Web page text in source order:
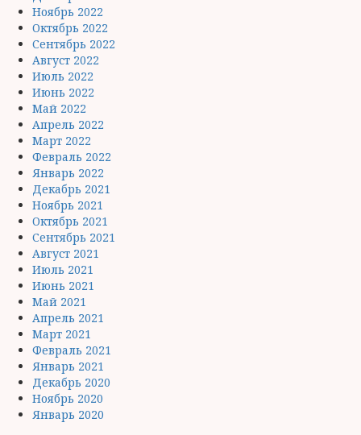
Ноябрь 2022
Октябрь 2022
Сентябрь 2022
Август 2022
Июль 2022
Июнь 2022
Май 2022
Апрель 2022
Март 2022
Февраль 2022
Январь 2022
Декабрь 2021
Ноябрь 2021
Октябрь 2021
Сентябрь 2021
Август 2021
Июль 2021
Июнь 2021
Май 2021
Апрель 2021
Март 2021
Февраль 2021
Январь 2021
Декабрь 2020
Ноябрь 2020
Январь 2020